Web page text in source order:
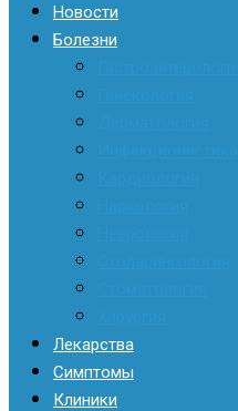
Новости
Болезни
Лекарства
Симптомы
Клиники